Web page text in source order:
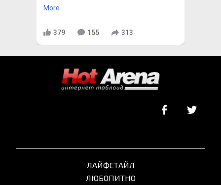
More
379 155 313
ЛАЙФСТАЙЛ
ЛЮБОПИТНО